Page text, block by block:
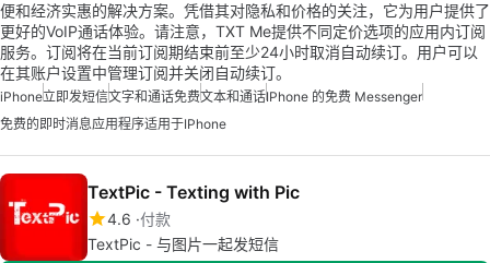
便和经济实惠的解决方案。凭借其对隐私和价格的关注，它为用户提供了
更好的VoIP通话体验。请注意，TXT Me提供不同定价选项的应用内订阅
服务。订阅将在当前订阅期结束前至少24小时取消自动续订。用户可以
在其账户设置中管理订阅并关闭自动续订。
iPhone立即发短信文字和通话免费文本和通话IPhone 的免费 Messenger
免费的即时消息应用程序适用于iPhone
TextPic - Texting with Pic
4.6 付款
TextPic - 与图片一起发短信